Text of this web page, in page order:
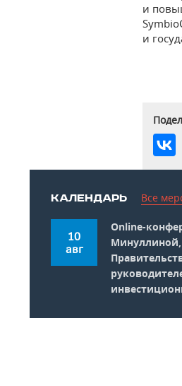
и
и
КАЛЕНДАРЬ Все
10
авг
Online-